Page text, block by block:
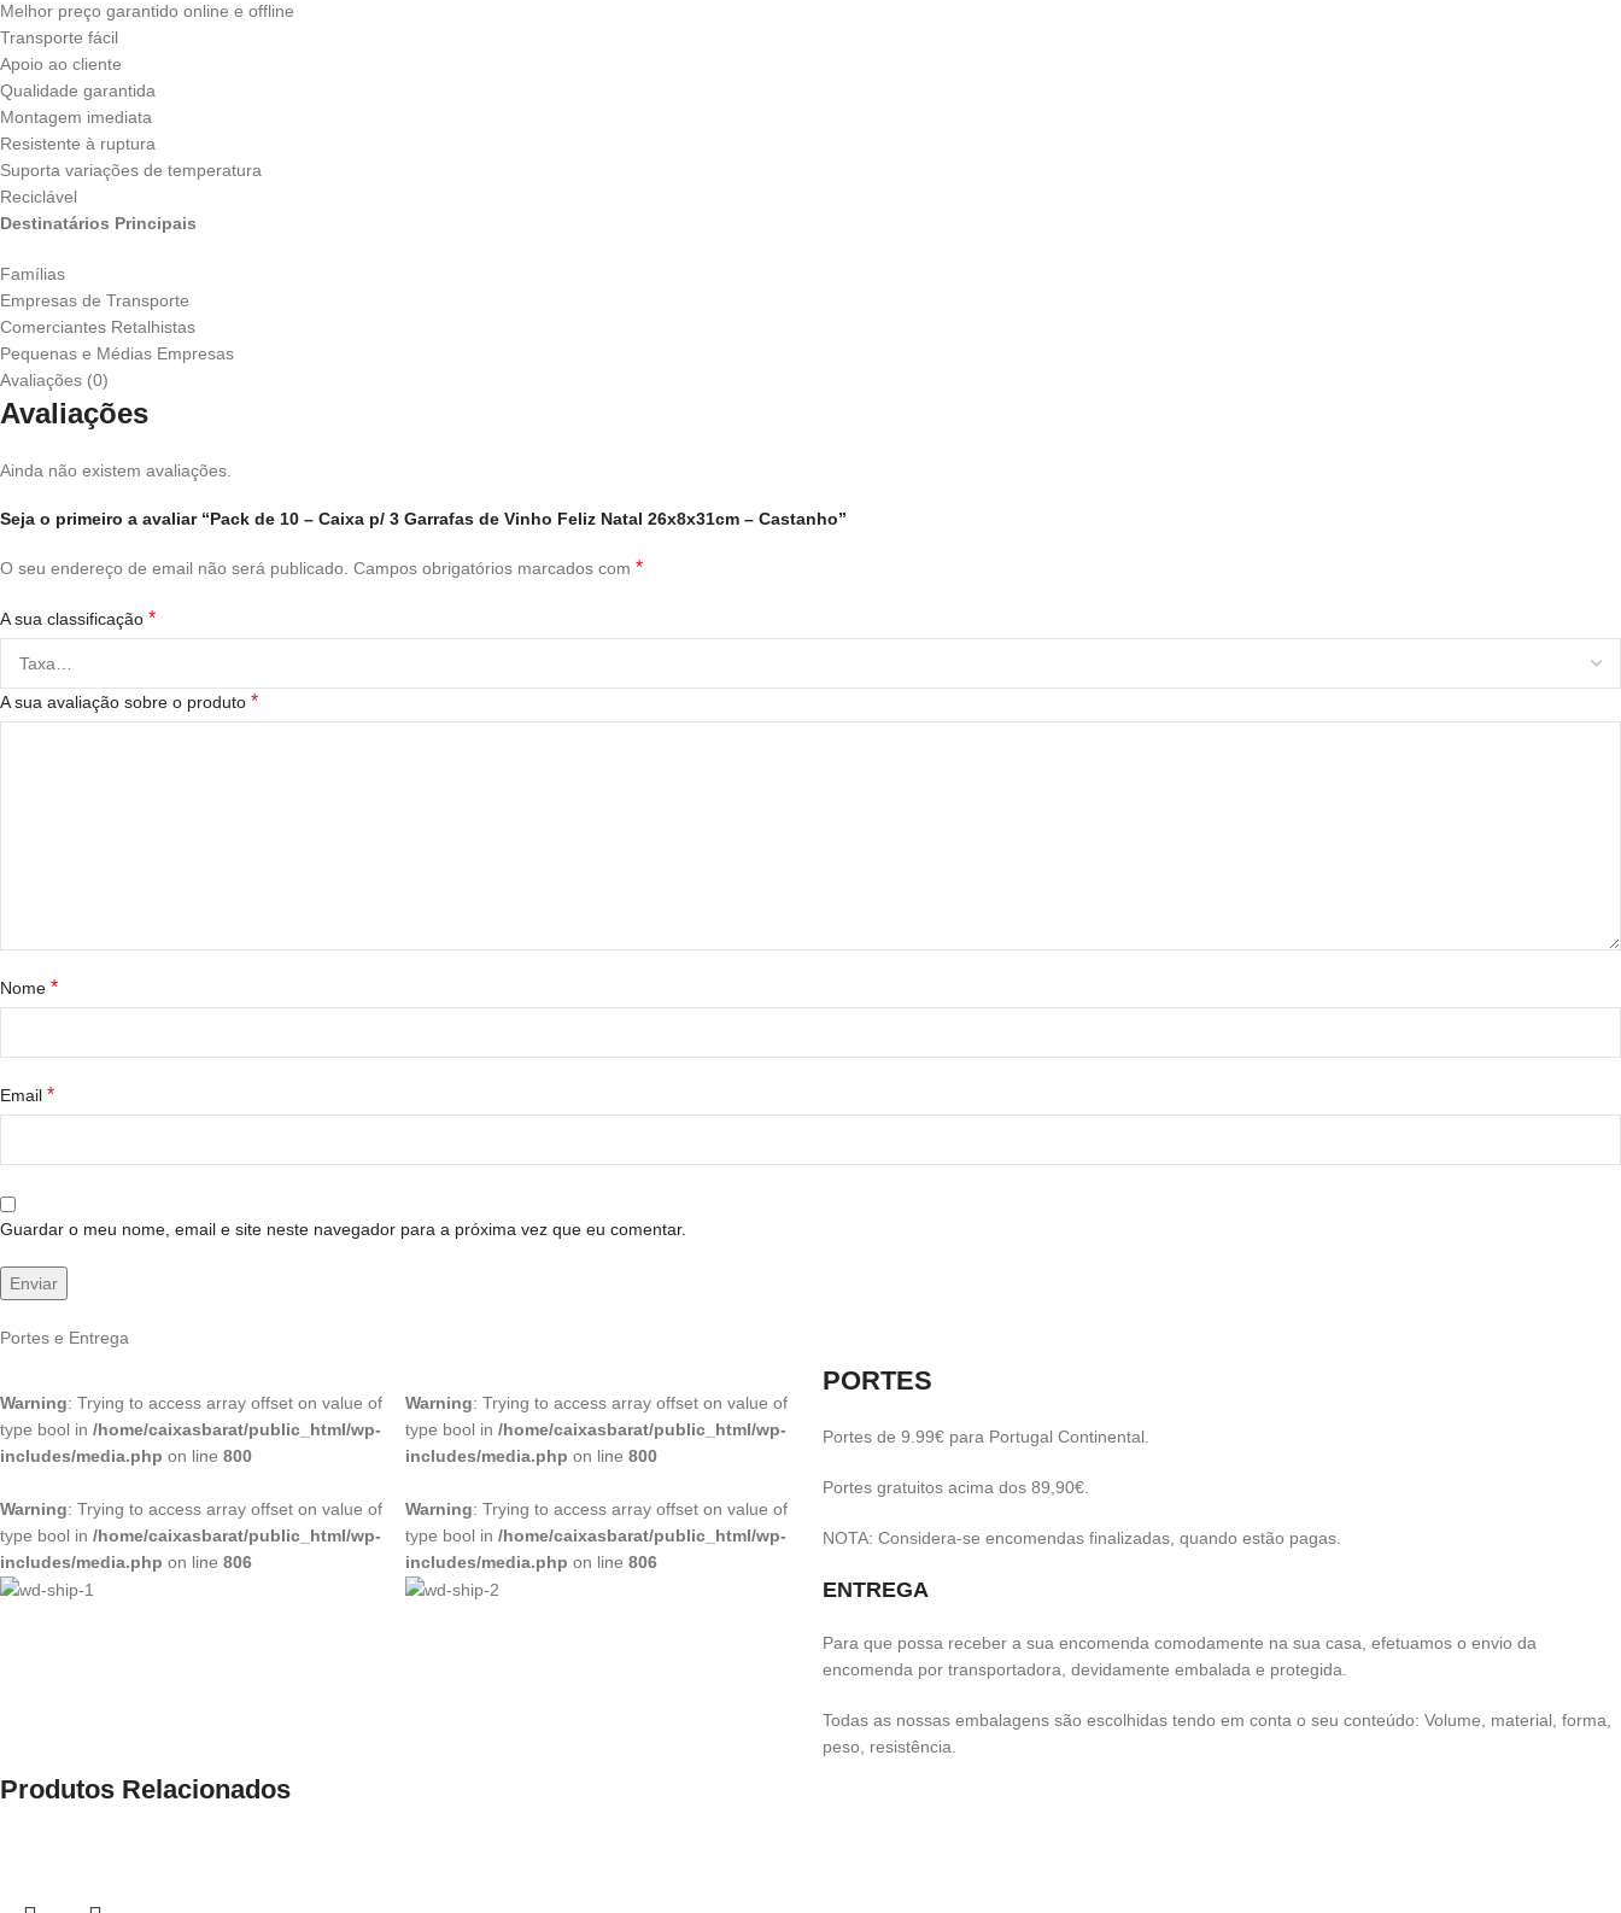
Melhor preço garantido online e offline
Transporte fácil
Apoio ao cliente
Qualidade garantida
Montagem imediata
Resistente à ruptura
Suporta variações de temperatura
Reciclável
Destinatários Principais
Famílias
Empresas de Transporte
Comerciantes Retalhistas
Pequenas e Médias Empresas
Avaliações (0)
Avaliações
Ainda não existem avaliações.
Seja o primeiro a avaliar “Pack de 10 – Caixa p/ 3 Garrafas de Vinho Feliz Natal 26x8x31cm – Castanho”
O seu endereço de email não será publicado. Campos obrigatórios marcados com *
A sua classificação *
A sua avaliação sobre o produto *
Nome *
Email *
Guardar o meu nome, email e site neste navegador para a próxima vez que eu comentar.
Portes e Entrega
Warning: Trying to access array offset on value of
type bool in /home/caixasbarat/public_html/wp-
includes/media.php on line 800
Warning: Trying to access array offset on value of
type bool in /home/caixasbarat/public_html/wp-
includes/media.php on line 806
Warning: Trying to access array offset on value of
type bool in /home/caixasbarat/public_html/wp-
includes/media.php on line 800
Warning: Trying to access array offset on value of
type bool in /home/caixasbarat/public_html/wp-
includes/media.php on line 806
PORTES
Portes de 9.99€ para Portugal Continental.
Portes gratuitos acima dos 89,90€.
NOTA: Considera-se encomendas finalizadas, quando estão pagas.
ENTREGA
Para que possa receber a sua encomenda comodamente na sua casa, efetuamos o envio da
encomenda por transportadora, devidamente embalada e protegida.
Todas as nossas embalagens são escolhidas tendo em conta o seu conteúdo: Volume, material, forma,
peso, resistência.
Produtos Relacionados